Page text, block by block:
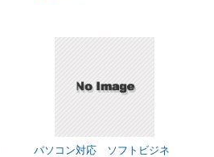
パソコン対応 ソフトビジネ